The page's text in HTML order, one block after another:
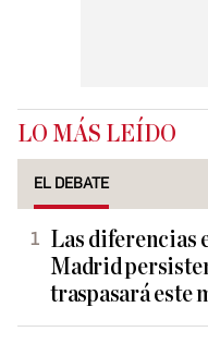
LO MÁS LEÍDO
EL DEBATE
Las diferencias
Madrid
traspasará este